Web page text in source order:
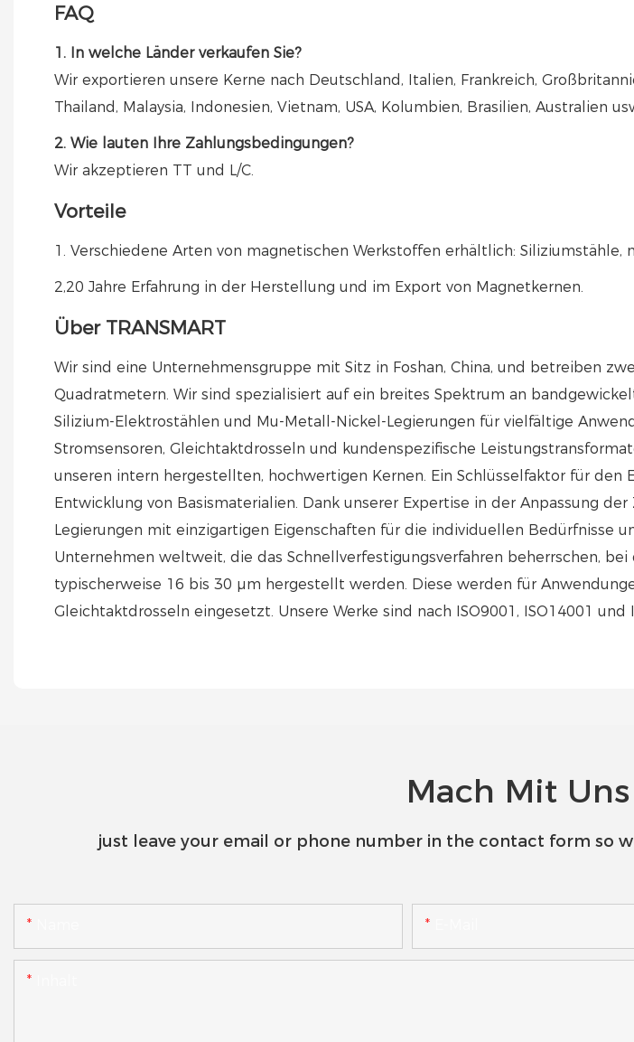
FAQ
1. In welche Länder verkaufen Sie?
Wir exportieren unsere Kerne nach Deutschland, Italien, Frankreich,
Thailand, Malaysia, Indonesien, Vietnam, USA, Kolumbien, Brasilien, Australien
2. Wie lauten Ihre Zahlungsbedingungen?
Wir akzeptieren TT und L/C.
Vorteile
1. Verschiedene Arten von magnetischen Werkstoffen erhältlich: Siliziumstähle,
2,20 Jahre Erfahrung in der Herstellung und im Export von Magnetkernen.
Über TRANSMART
Wir sind eine Unternehmensgruppe mit Sitz in Foshan, China, und betreiben
Quadratmetern. Wir sind spezialisiert auf ein breites Spektrum an
Silizium-Elektrostählen und Mu-Metall-Nickel-Legierungen für vielfältige
Stromsensoren, Gleichtaktdrosseln und kundenspezifische
unseren intern hergestellten, hochwertigen Kernen. Ein Schlüsselfaktor für den
Entwicklung von Basismaterialien. Dank unserer Expertise in der Anpassung
Legierungen mit einzigartigen Eigenschaften für die individuellen Bedürfnisse
Unternehmen weltweit, die das Schnellverfestigungsverfahren beherrschen,
typischerweise 16 bis 30 µm hergestellt werden. Diese werden für
Gleichtaktdrosseln eingesetzt. Unsere Werke sind nach ISO9001, ISO14001 und
Mach Mit
just leave your email or phone number in the contact form so